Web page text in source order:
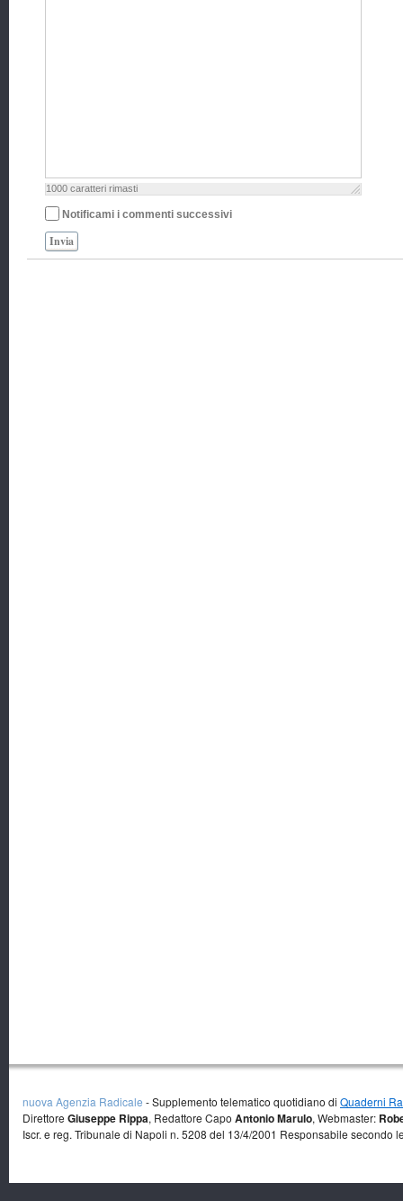
1000 caratteri rimasti
Notificami i commenti successivi
Invia
nuova Agenzia Radicale - Supplemento telematico quotidiano di Quaderni
Direttore Giuseppe Rippa, Redattore Capo Antonio Marulo, Webmaster:
Iscr. e reg. Tribunale di Napoli n. 5208 del 13/4/2001 Responsabile secondo